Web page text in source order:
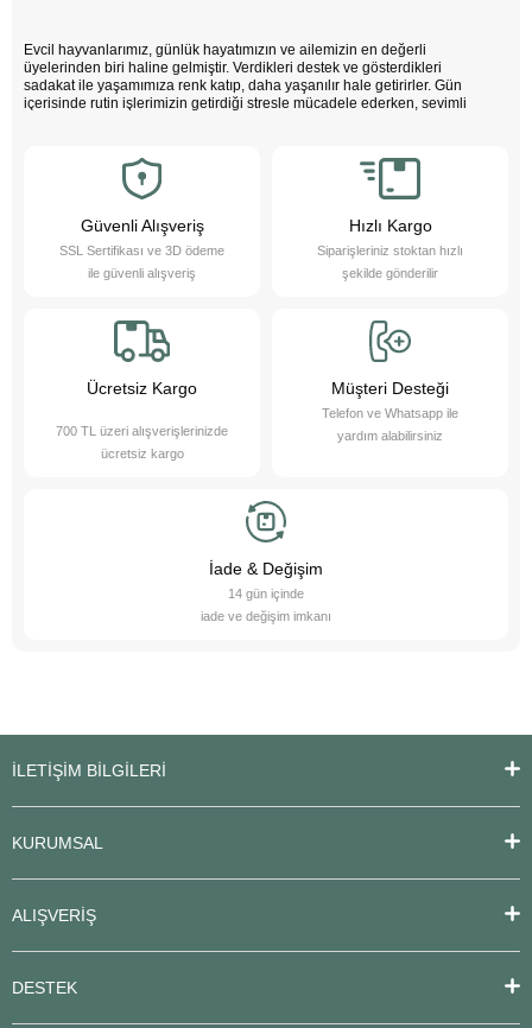
Evcil hayvanlarımız, günlük hayatımızın ve ailemizin en değerli
üyelerinden biri haline gelmiştir. Verdikleri destek ve gösterdikleri
sadakat ile yaşamımıza renk katıp, daha yaşanılır hale getirirler. Gün
içerisinde rutin işlerimizin getirdiği stresle mücadele ederken, sevimli
ve duygusal açıdan güçlü bireyler olurlar.
Evcil hayvanlarımız sayesinde daha sağlıklı bir yaşam süreriz; düzenli
egzersiz yapmamızı teşvik eder ve hayatımızı daha düzenli hale
getirmemize yardımcı olurlar. Bu sevimli dostlarımızı yakından tanımak
Pet Asya Online Petshop olarak, evcil hayvanlarımızın bize sağladığı bu
değerli katkıların farkındayız ve onlara en iyi şekilde hizmet etmek için
bakım ürünleri sunarak destek oluyoruz. Online petshop olarak, evcil
hayvanlarınıza gerekli olan her türlü ürün ve hizmeti hassasiyetle
sağlamaktan gurur duyuyoruz. Bizimle, sevimli dostlarınızın ihtiyaçlarını
karşılayabilir ve onların yaşam kalitesini artırabilirsiniz.
Güvenli Alışveriş
SSL Sertifikası ve 3D ödeme
ile güvenli alışveriş
Hızlı Kargo
Siparişleriniz stoktan hızlı
şekilde gönderilir
Ücretsiz Kargo
700 TL üzeri alışverişlerinizde
ücretsiz kargo
Müşteri Desteği
Telefon ve Whatsapp ile
yardım alabilirsiniz
İade & Değişim
14 gün içinde
iade ve değişim imkanı
İLETİŞİM BİLGİLERİ
KURUMSAL
ALIŞVERİŞ
DESTEK